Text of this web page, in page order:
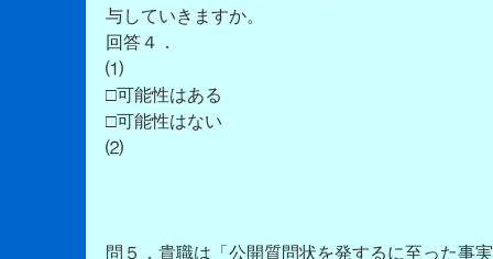
与していきますか。
回答４．
⑴
□可能性はある
□可能性はない
⑵
問５．貴職は「公開質問状を発するに至った事